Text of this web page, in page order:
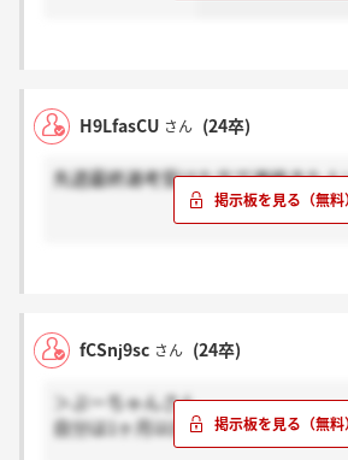
H9LfasCU さん (24卒)
先週最終選考受けた方で連絡きた人
fCSnj9sc さん (24卒)
＞ぷーちゃんさん
自分は1ヶ月以内にメールか電話だ